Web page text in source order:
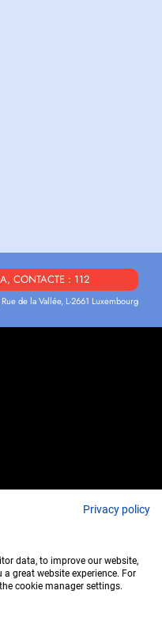
CONTACTE : 112
de la Vallée, L-2661 Luxembourg
Privacy policy
data, to improve our website,
great website experience. For
cookie manager settings.